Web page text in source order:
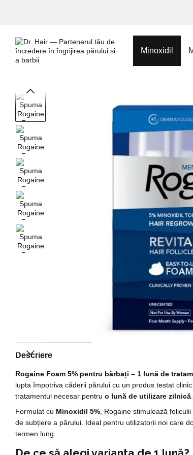
Minoxidil
Descriere
Rogaine Foam 5% pentru bărbați – 1 lună de
lupta împotriva căderii părului cu un produs testat
tratamentul necesar pentru o lună de utilizare zilnică
Formulat cu Minoxidil 5%, Rogaine stimulează
de subțiere a părului. Ideal pentru utilizatorii noi care
termen lung.